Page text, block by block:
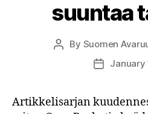
suuntaa
Post
By Suomen
PostJanuary
Artikkelisarjan